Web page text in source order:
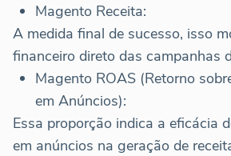
Magento Receita:
A medida final de sucesso, isso
financeiro direto das campanhas
Magento ROAS (Retorno
em Anúncios):
Essa proporção indica a eficácia
em anúncios na geração de